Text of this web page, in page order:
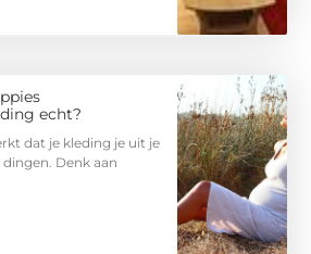
echt?
dat je kleding je uit je
Denk aan